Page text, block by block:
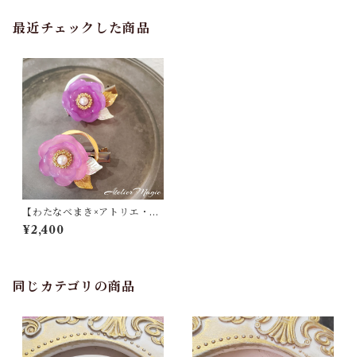
最近チェックした商品
【わたなべまき×アトリエ・マ
ギ】コラボ ヘアクリップ
¥2,400
同じカテゴリの商品